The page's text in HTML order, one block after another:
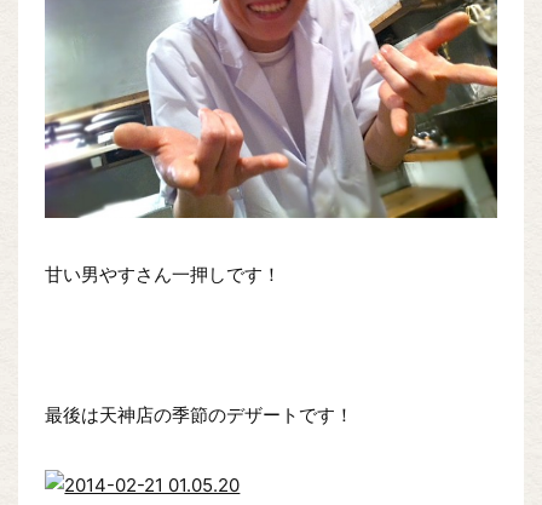
甘い男やすさん一押しです！
最後は天神店の季節のデザートです！